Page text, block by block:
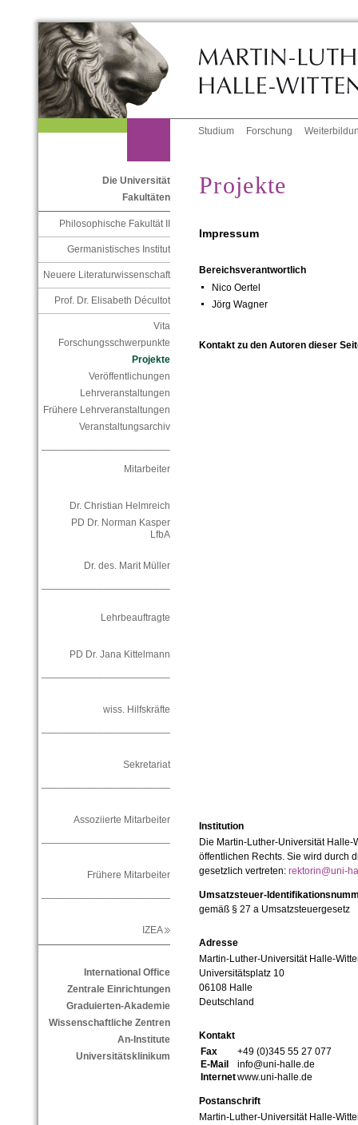
Studium Forschung
Die Universität
Fakultäten
Philosophische Fakultät II
Germanistisches Institut
Neuere Literaturwissenschaft
Prof. Dr. Elisabeth Décultot
Vita
Forschungsschwerpunkte
Projekte
Veröffentlichungen
Lehrveranstaltungen
Frühere Lehrveranstaltungen
Veranstaltungsarchiv
Mitarbeiter
Dr. Christian Helmreich
PD Dr. Norman Kasper
LfbA
Dr. des. Marit Müller
Lehrbeauftragte
PD Dr. Jana Kittelmann
wiss. Hilfskräfte
Sekretariat
Assoziierte Mitarbeiter
Frühere Mitarbeiter
IZEA
International Office
Zentrale Einrichtungen
Graduierten-Akademie
Wissenschaftliche Zentren
An-Institute
Universitätsklinikum
Projekte
Impressum
Bereichsverantwortlich
Nico Oertel
Jörg Wagner
Kontakt zu den Autoren dieser
Institution
Die Martin-Luther-Universität
öffentlichen Rechts. Sie wird durch
gesetzlich vertreten: rektorin@uni-
Umsatzsteuer-
gemäß § 27 a Umsatzsteuergesetz
Adresse
Martin-Luther-Universität Halle-
Universitätsplatz 10
06108 Halle
Deutschland
Kontakt
Fax
+49 (0)345 55 27 077
E-Mail
info@uni-halle.de
Internetwww.uni-halle.de
Postanschrift
Martin-Luther-Universität Halle-